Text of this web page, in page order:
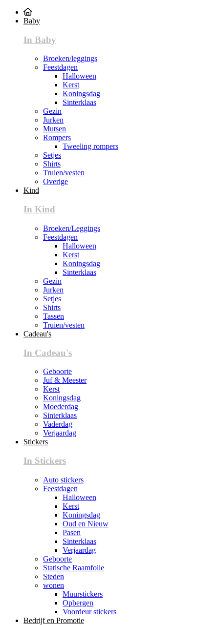
Baby
In Baby
Broeken/leggings
Feestdagen
Halloween
Kerst
Koningsdag
Sinterklaas
Gezin
Jurken
Mutsen
Rompers
Tweeling rompers
Setjes
Shirts
Truien/vesten
Overige
Kind
In Kind
Broeken/Leggings
Feestdagen
Halloween
Kerst
Koningsdag
Sinterklaas
Gezin
Jurken
Setjes
Shirts
Tassen
Truien/vesten
Cadeau's
In Cadeau's
Geboorte
Juf & Meester
Kerst
Koningsdag
Moederdag
Sinterklaas
Vaderdag
Verjaardag
Stickers
In Stickers
Auto stickers
Feestdagen
Halloween
Kerst
Koningsdag
Oud en Nieuw
Pasen
Sinterklaas
Verjaardag
Geboorte
Statische Raamfolie
Steden
wonen
Muurstickers
Opbergen
Voordeur stickers
Bedrijf en Promotie